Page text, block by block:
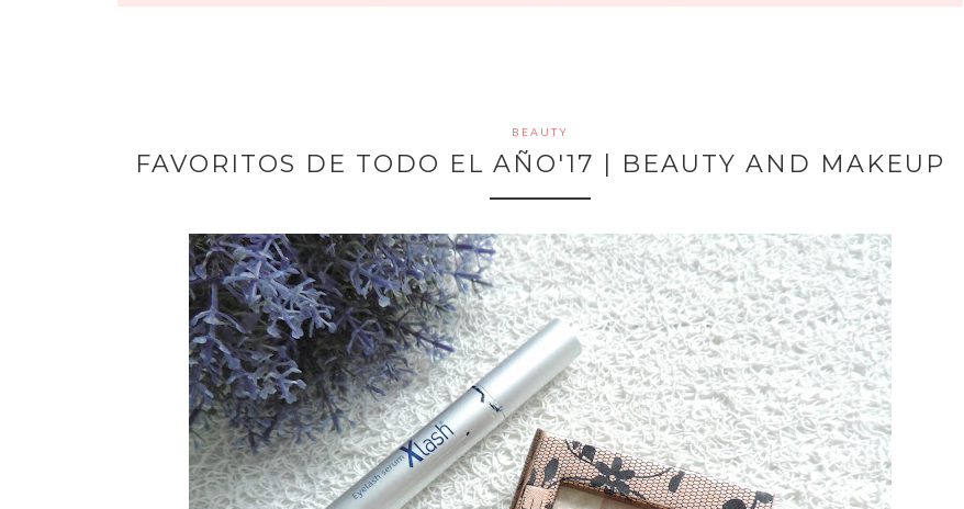
BEAUTY
FAVORITOS DE TODO EL AÑO'17 | BEAUTY AND MAKEUP